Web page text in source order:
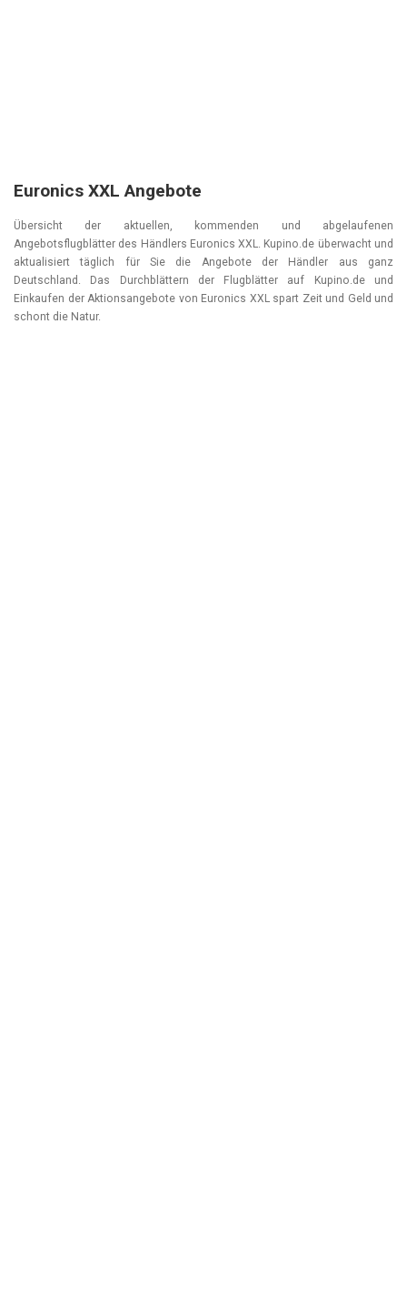
Euronics XXL Angebote
Übersicht der aktuellen, kommenden und abgelaufenen
Angebotsflugblätter des Händlers Euronics XXL. Kupino.de überwacht und
aktualisiert täglich für Sie die Angebote der Händler aus ganz
Deutschland. Das Durchblättern der Flugblätter auf Kupino.de und
Einkaufen der Aktionsangebote von Euronics XXL spart Zeit und Geld und
schont die Natur.